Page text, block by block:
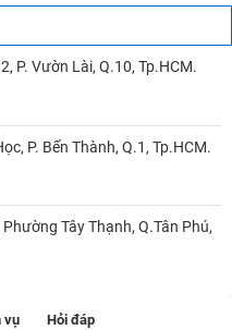
P. Vườn Lài, Q.10, Tp.HCM.
P. Bến Thành, Q.1, Tp.HCM.
Tây Thạnh, Q.Tân Phú,
vụ Hỏi đáp